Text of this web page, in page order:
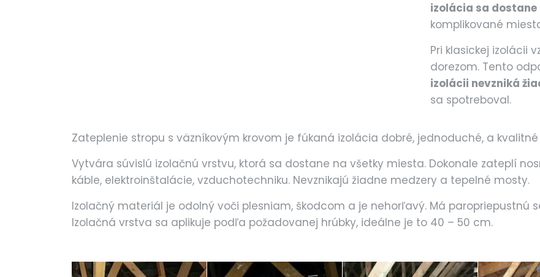
izolácia sa dostane
komplikované
Pri klasickej izolácii
dorezom. Tento
izolácii nevzniká
sa spotreboval.
Zateplenie stropu s väzníkovým krovom je fúkaná izolácia dobré, jednoduché, a kvalitné
Vytvára súvislú izolačnú vrstvu, ktorá sa dostane na všetky miesta. Dokonale zateplí
káble, elektroinštalácie, vzduchotechniku. Nevznikajú žiadne medzery a tepelné mosty.
Izolačný materiál je odolný voči plesniam, škodcom a je nehorľavý. Má paropriepustnú
Izolačná vrstva sa aplikuje podľa požadovanej hrúbky, ideálne je to 40 – 50 cm.